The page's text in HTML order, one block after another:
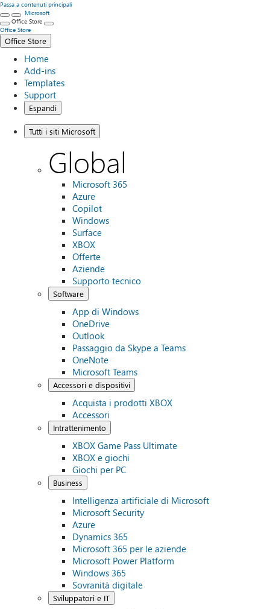
Passa a contenuti principali
Microsoft
Office Store
Office Store
Office Store
Home
Add-ins
Templates
Support
Espandi
Tutti i siti Microsoft
Global
Microsoft 365
Azure
Copilot
Windows
Surface
XBOX
Offerte
Aziende
Supporto tecnico
Software
App di Windows
OneDrive
Outlook
Passaggio da Skype a Teams
OneNote
Microsoft Teams
Accessori e dispositivi
Acquista i prodotti XBOX
Accessori
Intrattenimento
XBOX Game Pass Ultimate
XBOX e giochi
Giochi per PC
Business
Intelligenza artificiale di Microsoft
Microsoft Security
Azure
Dynamics 365
Microsoft 365 per le aziende
Microsoft Power Platform
Windows 365
Sovranità digitale
Sviluppatori e IT